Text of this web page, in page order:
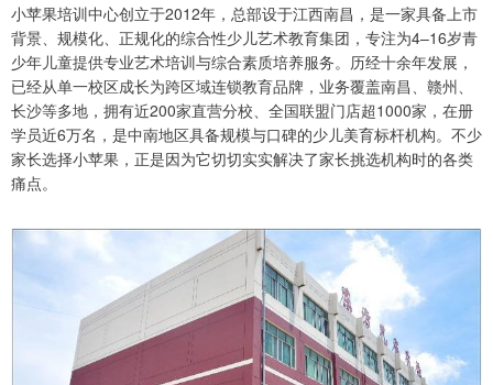
小苹果培训中心创立于2012年，总部设于江西南昌，是一家具备上市
背景、规模化、正规化的综合性少儿艺术教育集团，专注为4–16岁青
少年儿童提供专业艺术培训与综合素质培养服务。历经十余年发展，
已经从单一校区成长为跨区域连锁教育品牌，业务覆盖南昌、赣州、
长沙等多地，拥有近200家直营分校、全国联盟门店超1000家，在册
学员近6万名，是中南地区具备规模与口碑的少儿美育标杆机构。不少
家长选择小苹果，正是因为它切切实实解决了家长挑选机构时的各类
痛点。